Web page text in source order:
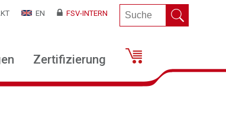
EN FSV-INTERN
Zertifizierung